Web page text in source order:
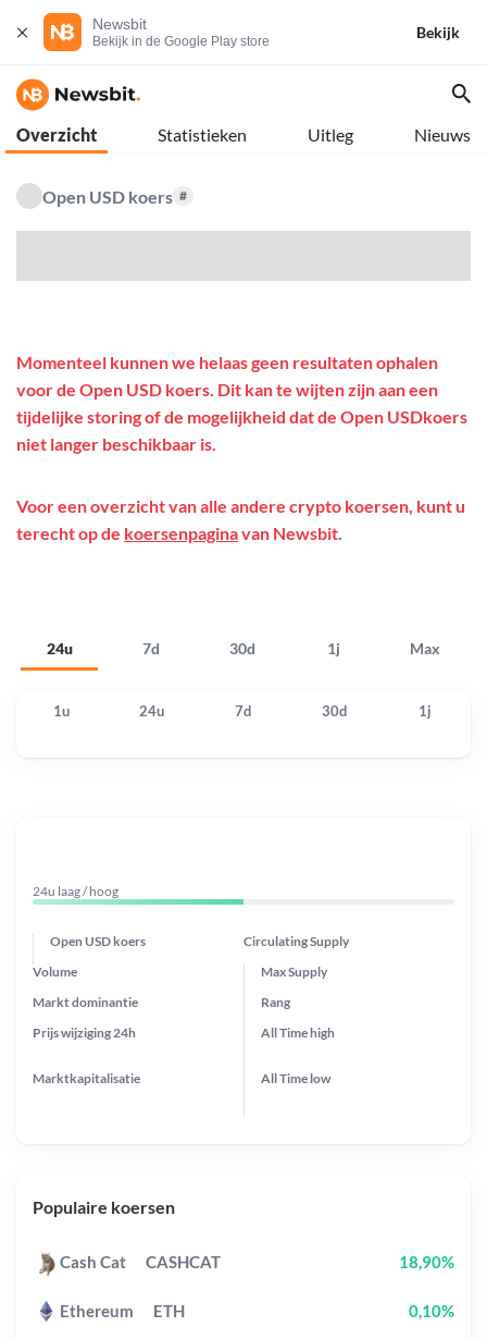
Newsbit
Bekijk in de Google Play store
Bekijk
Overzicht Statistieken Uitleg Nieuws
Open USD koers #
24u 7d 30d 1j Max
Momenteel kunnen we helaas geen resultaten ophalen
voor de Open USD koers. Dit kan te wijten zijn aan een
tijdelijke storing of de mogelijkheid dat de Open USDkoers
niet langer beschikbaar is.
Voor een overzicht van alle andere crypto koersen, kunt u
terecht op de koersenpaginavan Newsbit.
1u 24u 7d 30d 1j
24u laag / hoog
Open USD koers Circulating Supply
Prijs wijziging 24h
Max Supply
Markt dominantie
Marktkapitalisatie
Volume
Rang
All Timehigh
All Time low
Populaire koersen
Cash Cat CASHCAT 18,90%
Ethereum ETH 0,10%